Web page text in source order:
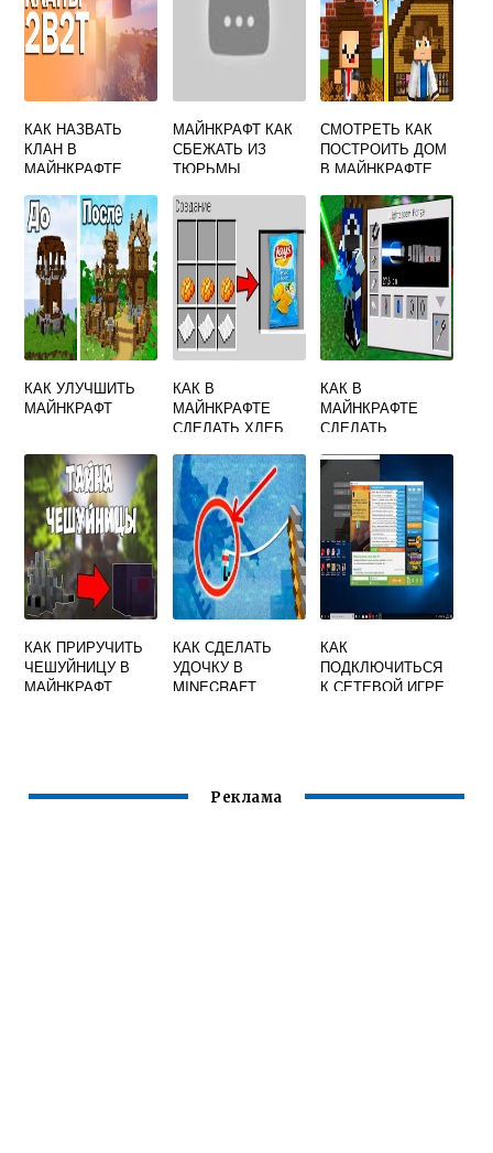
КАК НАЗВАТЬ
КЛАН В
МАЙНКРАФТЕ
МАЙНКРАФТ КАК
СБЕЖАТЬ ИЗ
ТЮРЬМЫ
СМОТРЕТЬ КАК
ПОСТРОИТЬ ДОМ
В МАЙНКРАФТЕ
КАК УЛУЧШИТЬ
МАЙНКРАФТ
КАК В
МАЙНКРАФТЕ
СДЕЛАТЬ ХЛЕБ
КАК В
МАЙНКРАФТЕ
СДЕЛАТЬ
КАК ПРИРУЧИТЬ
ЧЕШУЙНИЦУ В
МАЙНКРАФТ
КАК СДЕЛАТЬ
УДОЧКУ В
MINECRAFT
КАК
ПОДКЛЮЧИТЬСЯ
К СЕТЕВОЙ ИГРЕ
Реклама